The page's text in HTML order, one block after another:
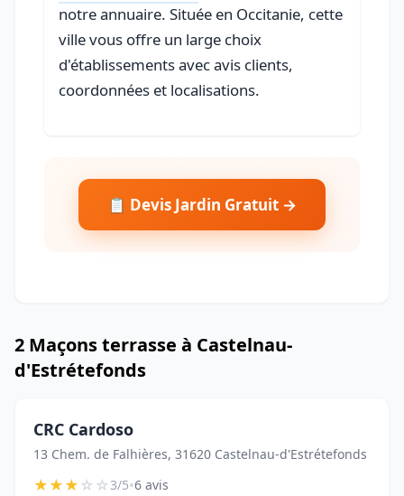
notre annuaire. Située en Occitanie, cette
ville vous offre un large choix
d'établissements avec avis clients,
coordonnées et localisations.
📋 Devis Jardin Gratuit →
2 Maçons terrasse à Castelnau-
d'Estrétefonds
CRC Cardoso
13 Chem. de Falhières, 31620 Castelnau-d'Estrétefonds
★★★☆☆3/5•6 avis